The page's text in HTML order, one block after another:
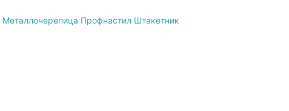
Металлочерепица Профнастил Штакетник